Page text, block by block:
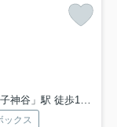
神谷」駅 徒歩12分
ックス